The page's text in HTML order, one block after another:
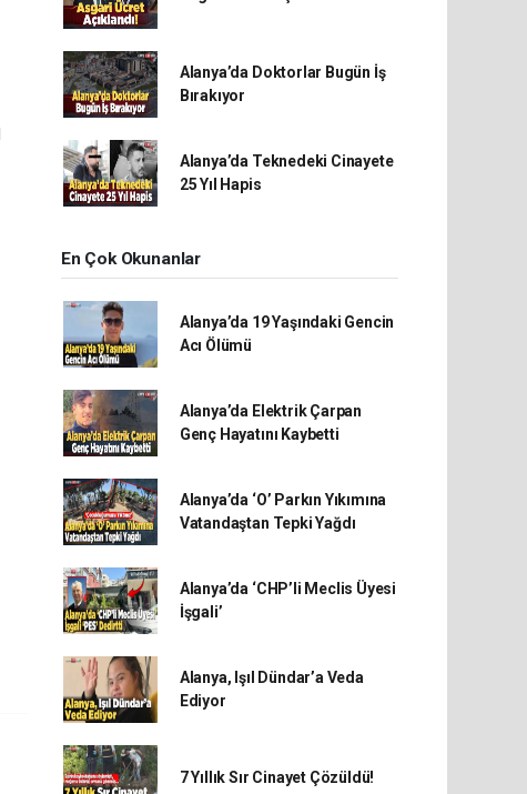
Alanya’da Doktorlar Bugün İş
Bırakıyor
Alanya’da Teknedeki Cinayete
25 Yıl Hapis
En Çok Okunanlar
Alanya’da 19 Yaşındaki Gencin
Acı Ölümü
Alanya’da Elektrik Çarpan
Genç Hayatını Kaybetti
Alanya’da ‘O’ Parkın Yıkımına
Vatandaştan Tepki Yağdı
Alanya’da ‘CHP’li Meclis Üyesi
İşgali’
Alanya, Işıl Dündar’a Veda
Ediyor
7 Yıllık Sır Cinayet Çözüldü!